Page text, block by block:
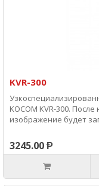
KVR-300
KOCOM KVR-300.
изображение будет
3245.00 Ᵽ